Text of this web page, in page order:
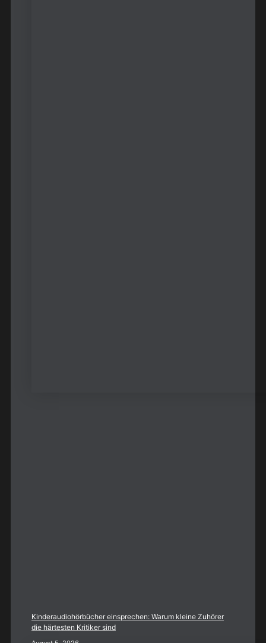
Kinderaudiohörbücher einsprechen: Warum kleine Zuhörer
die härtesten Kritiker sind